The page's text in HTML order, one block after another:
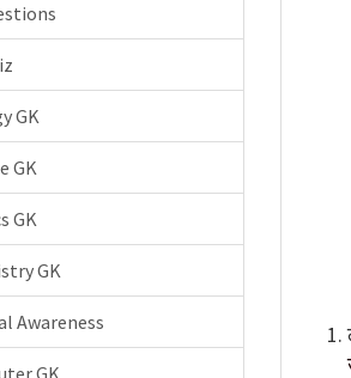
GK
GK
GK
GK
Awareness
GK